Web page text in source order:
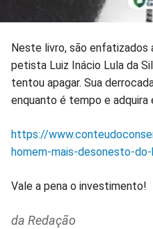
Neste livro, são enfatizados
petista Luiz Inácio Lula da
tentou apagar. Sua
enquanto é tempo e adquira
https://
homem-mais-desonesto-
Vale a pena o investimento!
da Redação